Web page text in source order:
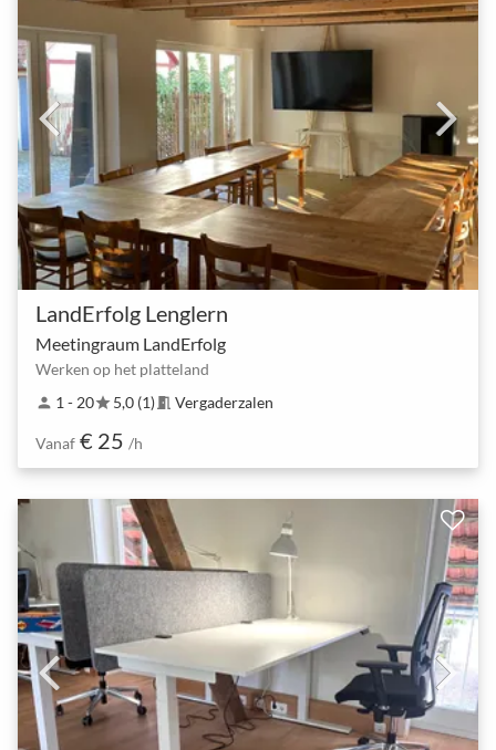
LandErfolg Lenglern
Meetingraum LandErfolg
Werken op het platteland
person 1 - 20star5,0 (1) meeting_room Vergaderzalen
Vanaf € 25 /h